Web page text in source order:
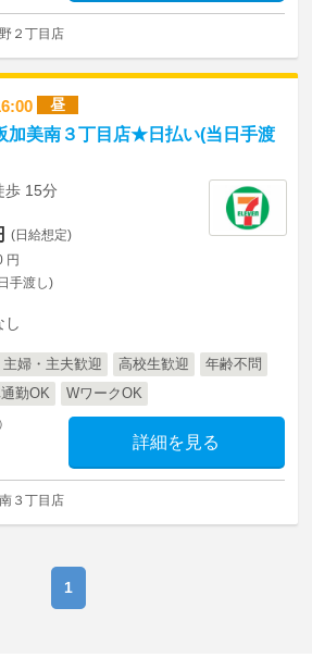
２丁目店
昼
加美南３丁目店★日払い(当日手渡
歩 15分
(日給想定)
円
手渡し)
し
主婦・主夫歓迎 高校生歓迎
年齢不問
勤OK WワークOK
詳細を見る
３丁目店
1